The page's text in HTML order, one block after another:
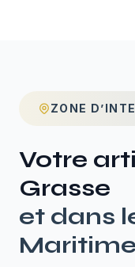
ZONE
Votre
Grasse
et dans